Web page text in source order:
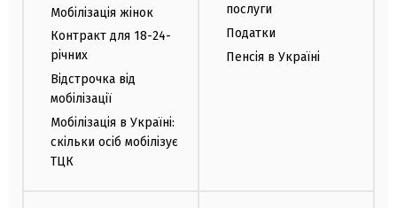
Мобілізація жінок
Контракт для 18-24-
річних
Відстрочка від
мобілізації
Мобілізація в Україні:
скільки осіб мобілізує
ТЦК
послуги
Податки
Пенсія в Україні